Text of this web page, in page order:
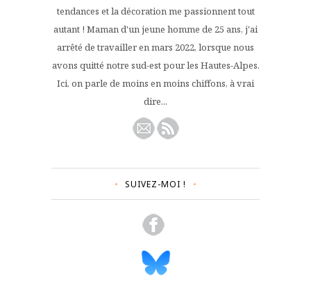
tendances et la décoration me passionnent tout
autant ! Maman d'un jeune homme de 25 ans, j'ai
arrêté de travailler en mars 2022, lorsque nous
avons quitté notre sud-est pour les Hautes-Alpes.
Ici, on parle de moins en moins chiffons, à vrai
dire...
SUIVEZ-MOI !